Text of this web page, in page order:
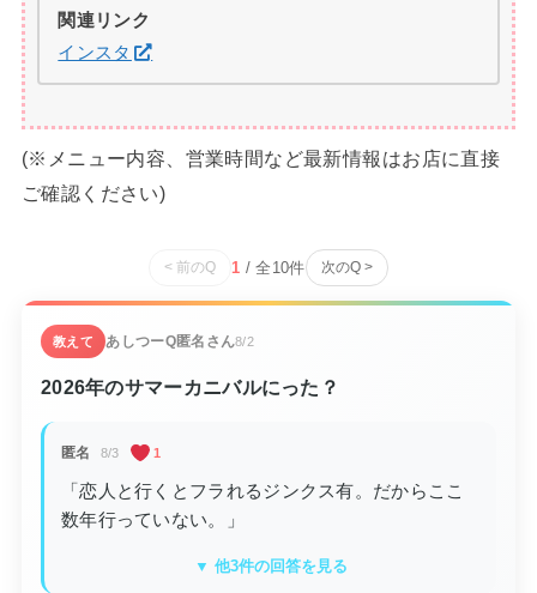
関連リンク
インスタ
(※メニュー内容、営業時間など最新情報はお店に直接
ご確認ください)
< 前のQ 1 / 全 10件 次のQ >
教えて あしつーQ匿名さん8/2
2026年のサマーカニバルにった？
匿名 8/3 1
「恋人と行くとフラれるジンクス有。だからここ
数年行っていない。」
▼ 他3件の回答を見る